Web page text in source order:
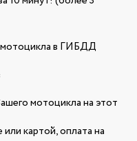
мотоцикла в ГИБДД
мотоцикла на этот
картой, оплата на